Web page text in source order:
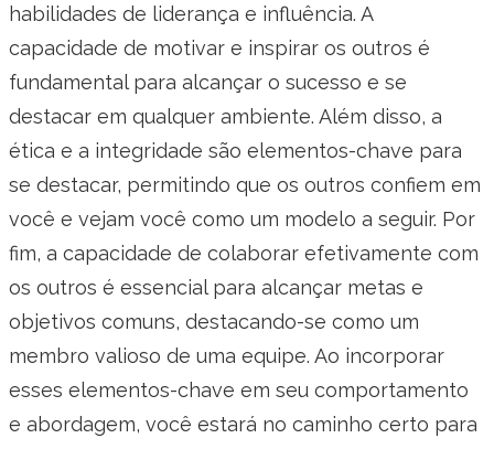
habilidades de liderança e influência. A
capacidade de motivar e inspirar os outros é
fundamental para alcançar o sucesso e se
destacar em qualquer ambiente. Além disso, a
ética e a integridade são elementos-chave para
se destacar, permitindo que os outros confiem em
você e vejam você como um modelo a seguir. Por
fim, a capacidade de colaborar efetivamente com
os outros é essencial para alcançar metas e
objetivos comuns, destacando-se como um
membro valioso de uma equipe. Ao incorporar
esses elementos-chave em seu comportamento
e abordagem, você estará no caminho certo para